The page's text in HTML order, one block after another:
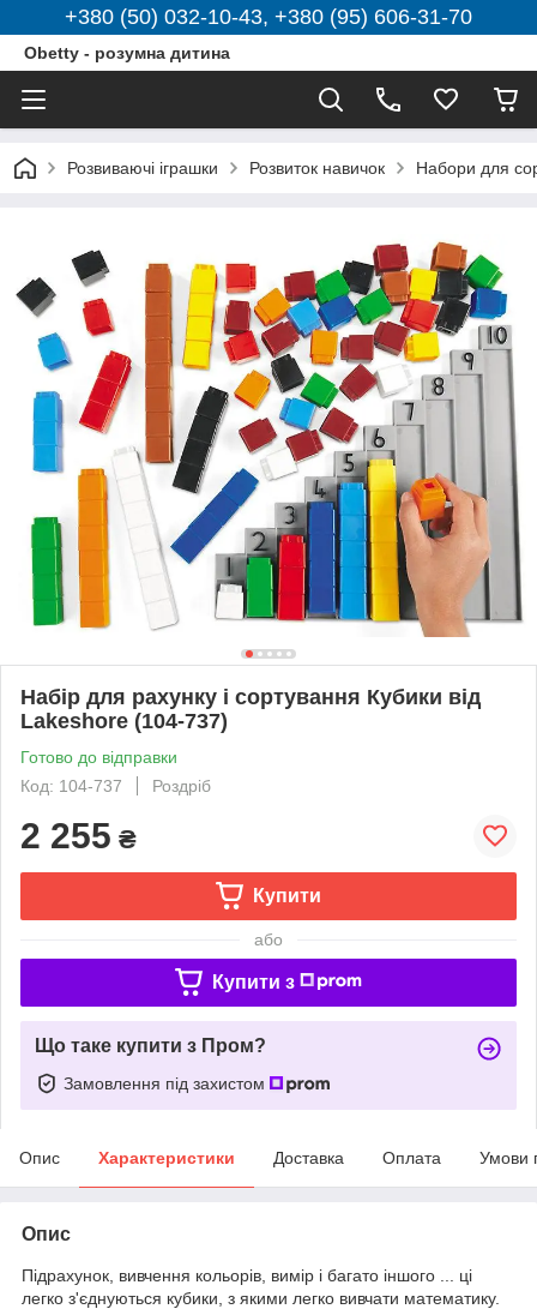
+380 (50) 032-10-43, +380 (95) 606-31-70
Obetty - розумна дитина
Розвиваючі іграшки Розвиток навичок Набори для
Набір для рахунку і сортування Кубики від
Lakeshore (104-737)
Готово до відправки
Код: 104-737
Роздріб
2 255 ₴
Купити
або
Купити з
Що таке купити з Пром?
Замовлення під захистом
Опис Характеристики Доставка Оплата Умови
Опис
Підрахунок, вивчення кольорів, вимір і багато іншого ... ці
легко з'єднуються кубики, з якими легко вивчати математику.